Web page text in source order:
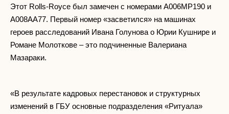
Этот Rolls-Royce был замечен с номерами А006МР190 и
А008АА77. Первый номер «засветился» на машинах
героев расследований Ивана Голунова о Юрии Кушнире и
Романе Молоткове – это подчиненные Валериана
Мазараки.
«В результате кадровых перестановок и структурных
изменений в ГБУ основные подразделения «Ритуала»